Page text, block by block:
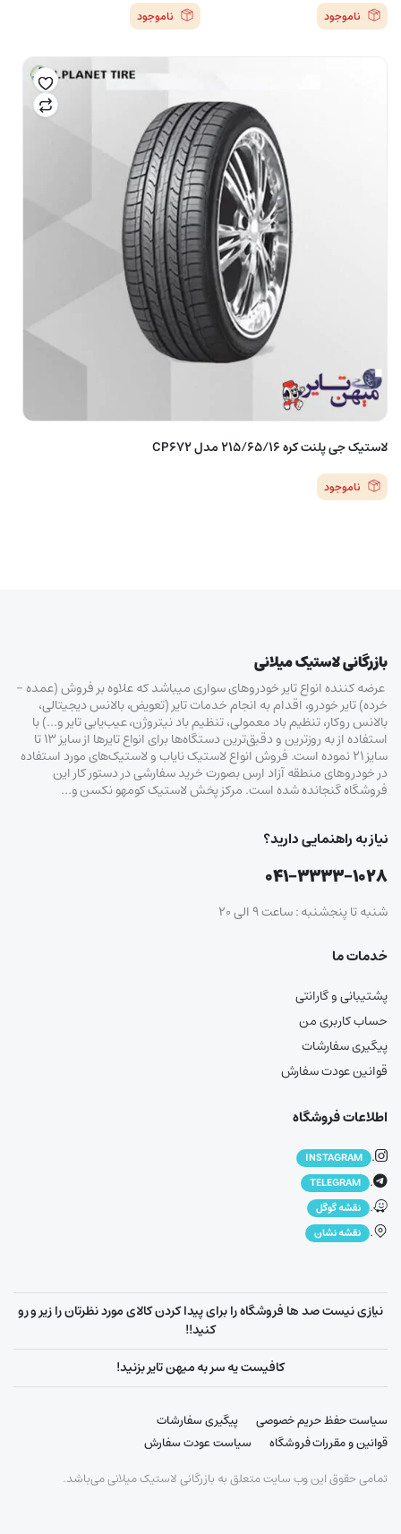
ناموجود ناموجود
لاستیک جی پلنت کره 215/65/16 مدل CP672
ناموجود
بازرگانی لاستیک میلانی
عرضه کننده انواع تایر خودروهای سواری میباشد که علاوه بر فروش (عمده –
خرده‌) تایر خودرو، اقدام به انجام خدمات تایر (تعویض، بالانس دیجیتالی،
بالانس روکار، تنظیم باد معمولی، تنظیم باد نیتروژن، عیب‌یابی تایر و…) با
استفاده از به روزترین و دقیق‌ترین دستگاه‌ها برای انواع تایرها از سایز ۱۳ تا
سایز ۲۱ نموده است. فروش انواع لاستیک‌ نایاب و لاستیک‌های مورد استفاده
در خودروهای منطقه آزاد ارس بصورت خرید سفارشی در دستور کار این
فروشگاه گنجانده شده است. مرکز پخش لاستیک کومهو نکسن و…
نیاز به راهنمایی دارید؟
۰۴۱-۳۳۳۳-۱۰۲۸
شنبه تا پنجشنبه : ساعت ۹ الی ۲۰
خدمات ما
پشتیبانی و گارانتی
حساب کاربری من
پیگیری سفارشات
قوانین عودت سفارش
اطلاعات فروشگاه
.
INSTAGRAM
.
TELEGRAM
. نقشه گوگل
. نقشه نشان
نیازی نیست صد ها فروشگاه را برای پیدا کردن کالای مورد نظرتان را زیر و رو
کنید!!
کافیست یه سر به میهن تایر بزنید!
سیاست حفظ حریم خصوصی
پیگیری سفارشات
قوانین و مقررات فروشگاه
سیاست عودت سفارش
تمامی حقوق این وب سایت متعلق به بازرگانی لاستیک میلانی می‌باشد.